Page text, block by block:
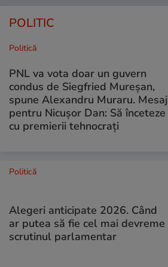
POLITIC
Politică
PNL va vota doar un guvern
condus de Siegfried Mureșan,
spune Alexandru Muraru. Mesaj
pentru Nicușor Dan: Să înceteze
cu premierii tehnocrați
Politică
Alegeri anticipate 2026. Când
ar putea să fie cel mai devreme
scrutinul parlamentar